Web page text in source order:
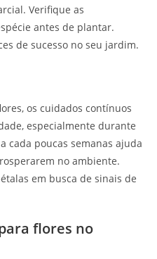
Verifique as
antes de plantar.
de sucesso no seu jardim.
os cuidados contínuos
especialmente durante
cada poucas semanas ajuda
no ambiente.
em busca de sinais de
flores no